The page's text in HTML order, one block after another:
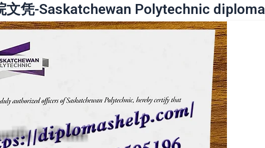
文凭-Saskatchewan Polytechnic diploma